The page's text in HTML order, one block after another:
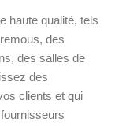
haute qualité, tels
des
des salles de
des
clients et qui